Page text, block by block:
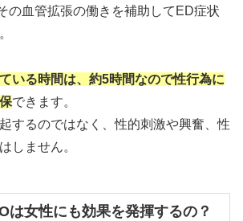
の血管拡張の働きを補助してED症状
いる時間は、約5時間なので性行為に
できます。
するのではなく、性的刺激や興奮、性
しません。
は女性にも効果を発揮するの？